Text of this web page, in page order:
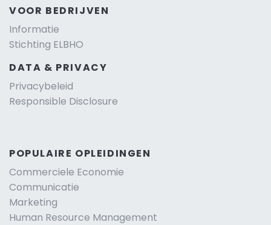
VOOR BEDRIJVEN
Informatie
Stichting ELBHO
DATA & PRIVACY
Privacybeleid
Responsible Disclosure
POPULAIRE OPLEIDINGEN
Commerciele Economie
Communicatie
Marketing
Human Resource Management